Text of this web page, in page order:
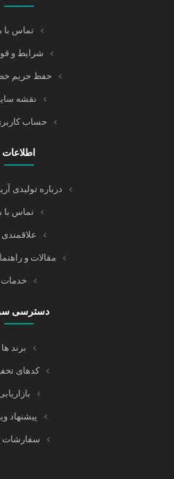
تماس با
شرایط و
حفظ حریم
نقشه
حساب
اطلاعات
درباره تولیدی
تماس با
علاقمندی
مقالات و
خدمات
دسترسی
برند ها
کدهای
پیشنهاد
سفارشات